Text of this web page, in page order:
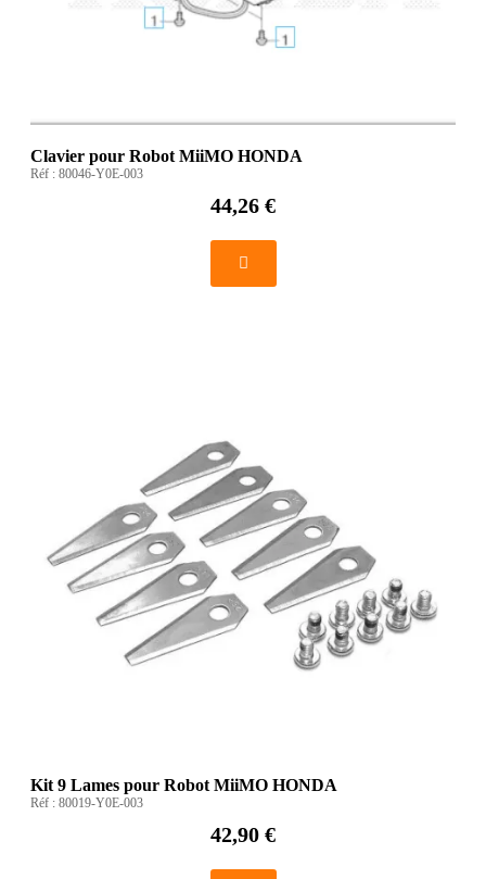
Clavier pour Robot MiiMO HONDA
Réf : 80046-Y0E-003
44,26 €
Kit 9 Lames pour Robot MiiMO HONDA
Réf : 80019-Y0E-003
42,90 €